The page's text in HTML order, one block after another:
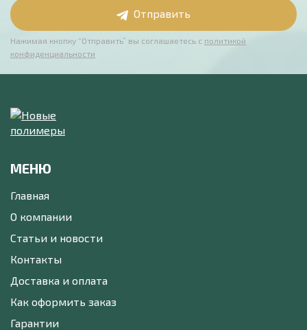
Отправить
Нажимая кнопку “Отправить” вы соглашаетесь с политикой
конфиденциальности
МЕНЮ
Главная
О компании
Статьи и новости
Контакты
Доставка и оплата
Как оформить заказ
Гарантии